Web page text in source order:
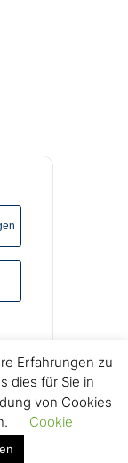
e.V. Lage -
Erfahrungen zu
dies für Sie in
von Cookies
Cookie